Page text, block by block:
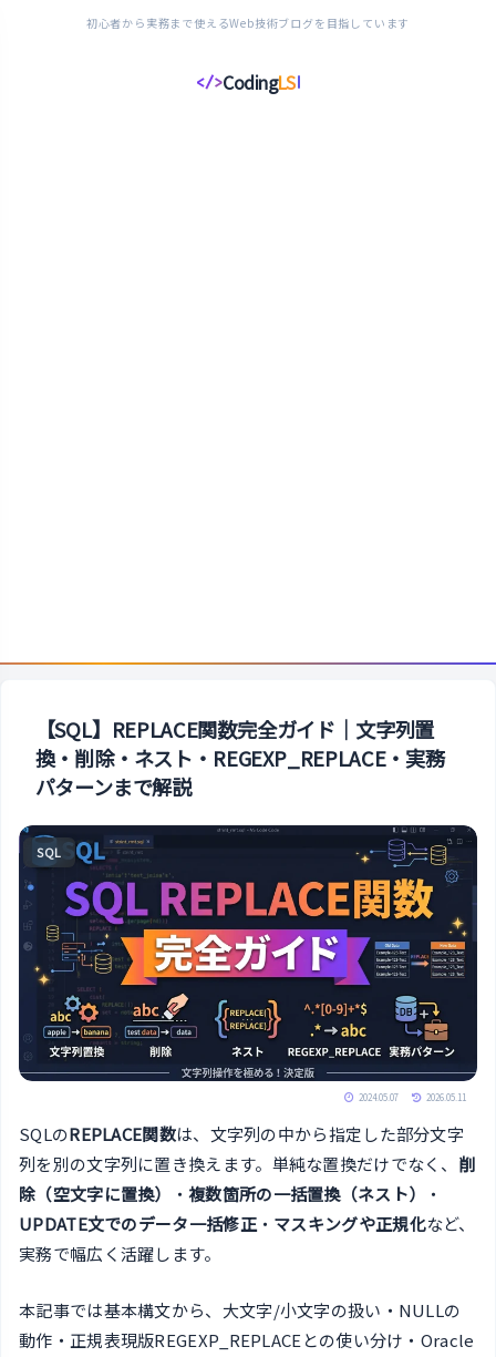
初心者から実務まで使えるWeb技術ブログを目指しています
</>CodingLS
コ
【SQL】REPLACE関数完全ガイド｜文字列置
換・削除・ネスト・REGEXP_REPLACE・実務
パターンまで解説
SQL
2024.05.07 2026.05.11
SQLのREPLACE関数は、文字列の中から指定した部分文字
列を別の文字列に置き換えます。単純な置換だけでなく、 削
除（空文字に置換）
・複数箇所の一括置換（ネスト）
・
UPDATE文でのデータ一括修正・ マスキングや正規化など、
実務で幅広く活躍します。
本記事では基本構文から、大文字/小文字の扱い・NULLの
動作・正規表現版REGEXP_REPLACEとの使い分け・Oracle